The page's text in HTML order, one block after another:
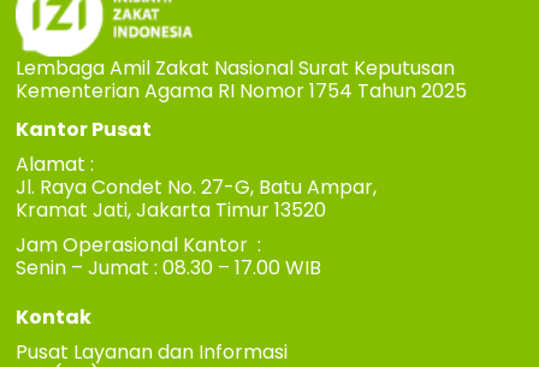
Lembaga Amil Zakat Nasional Surat Keputusan
Kementerian Agama RI Nomor 1754 Tahun 2025
Kantor Pusat
Alamat :
Jl. Raya Condet No. 27-G, Batu Ampar,
Kramat Jati, Jakarta Timur 13520
Jam Operasional Kantor :
Senin – Jumat : 08.30 – 17.00 WIB
Kontak
Pusat Layanan dan Informasi